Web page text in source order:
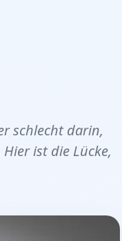
schlecht darin,
ist die Lücke,